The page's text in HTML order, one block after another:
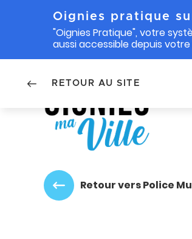
Oignies pratique
"Oignies Pratique", votre
aussi accessible depuis votre
RETOUR AU SITE
Retour vers Police